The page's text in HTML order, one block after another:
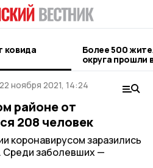
ковида
Более 500
округа прошли
22 ноября 2021, 14:24
районе от
208 человек
коронавирусом заразились
Среди заболевших —